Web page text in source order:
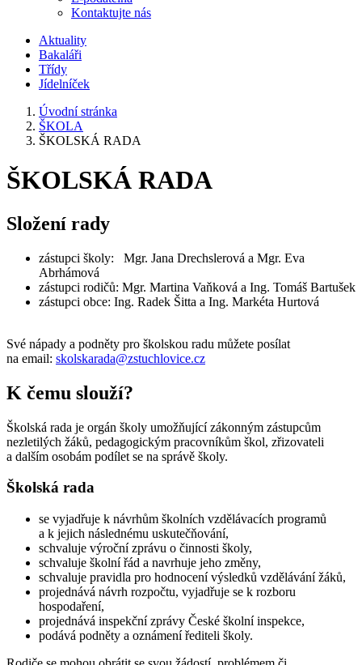
Kontaktujte nás
Aktuality
Bakaláři
Třídy
Jídelníček
Úvodní stránka
ŠKOLA
ŠKOLSKÁ RADA
ŠKOLSKÁ RADA
Složení rady
zástupci školy: Mgr. Jana Drechslerová a Mgr. Eva
Abrhámová
zástupci rodičů: Mgr. Martina Vaňková a Ing. Tomáš Bartušek
zástupci obce: Ing. Radek Šitta a Ing. Markéta Hurtová
Své nápady a podněty pro školskou radu můžete posílat
na email: skolskarada@zstuchlovice.cz
K čemu slouží?
Školská rada je orgán školy umožňující zákonným zástupcům
nezletilých žáků, pedagogickým pracovníkům škol, zřizovateli
a dalším osobám podílet se na správě školy.
Školská rada
se vyjadřuje k návrhům školních vzdělávacích programů
a k jejich následnému uskutečňování,
schvaluje výroční zprávu o činnosti školy,
schvaluje školní řád a navrhuje jeho změny,
schvaluje pravidla pro hodnocení výsledků vzdělávání žáků,
projednává návrh rozpočtu, vyjadřuje se k rozboru
hospodaření,
projednává inspekční zprávy České školní inspekce,
podává podněty a oznámení řediteli školy.